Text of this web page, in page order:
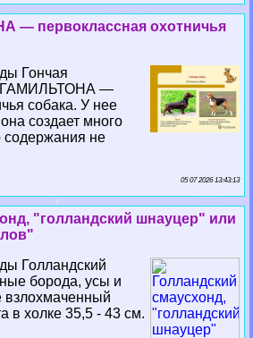
— первоклассная охотничья
Гончая
ГАМИЛЬТОНА —
собака. У нее
создает много
содержания не
05 07 2026 13:43:13
"голландский шнауцер" или
Голландский
борода, усы и
взлохмаченный
в холке 35,5 - 43 см.